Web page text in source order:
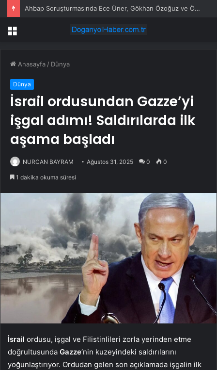
Ahbap Soruşturmasında Ece Üner, Gökhan Özoğuz ve Öykü Serter Tanık Olarak İfade Vermek Üzere Adliyeye Geldi
Menü
Anasayfa / Dünya
Dünya
İsrail ordusundan Gazze’yi
işgal adımı! Saldırılarda ilk
aşama başladı
NURCAN BAYRAM Ağustos 31, 2025 0 0
1 dakika okuma süresi
İsrail ordusu, işgal ve Filistinlileri zorla yerinden etme
doğrultusunda Gazze‘nin kuzeyindeki saldırılarını
yoğunlaştırıyor. Ordudan gelen son açıklamada işgalin ilk